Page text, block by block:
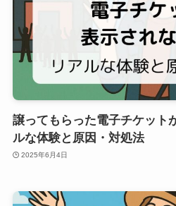
譲ってもらった電子チケット
ルな体験と原因・対処法
2025年6月4日